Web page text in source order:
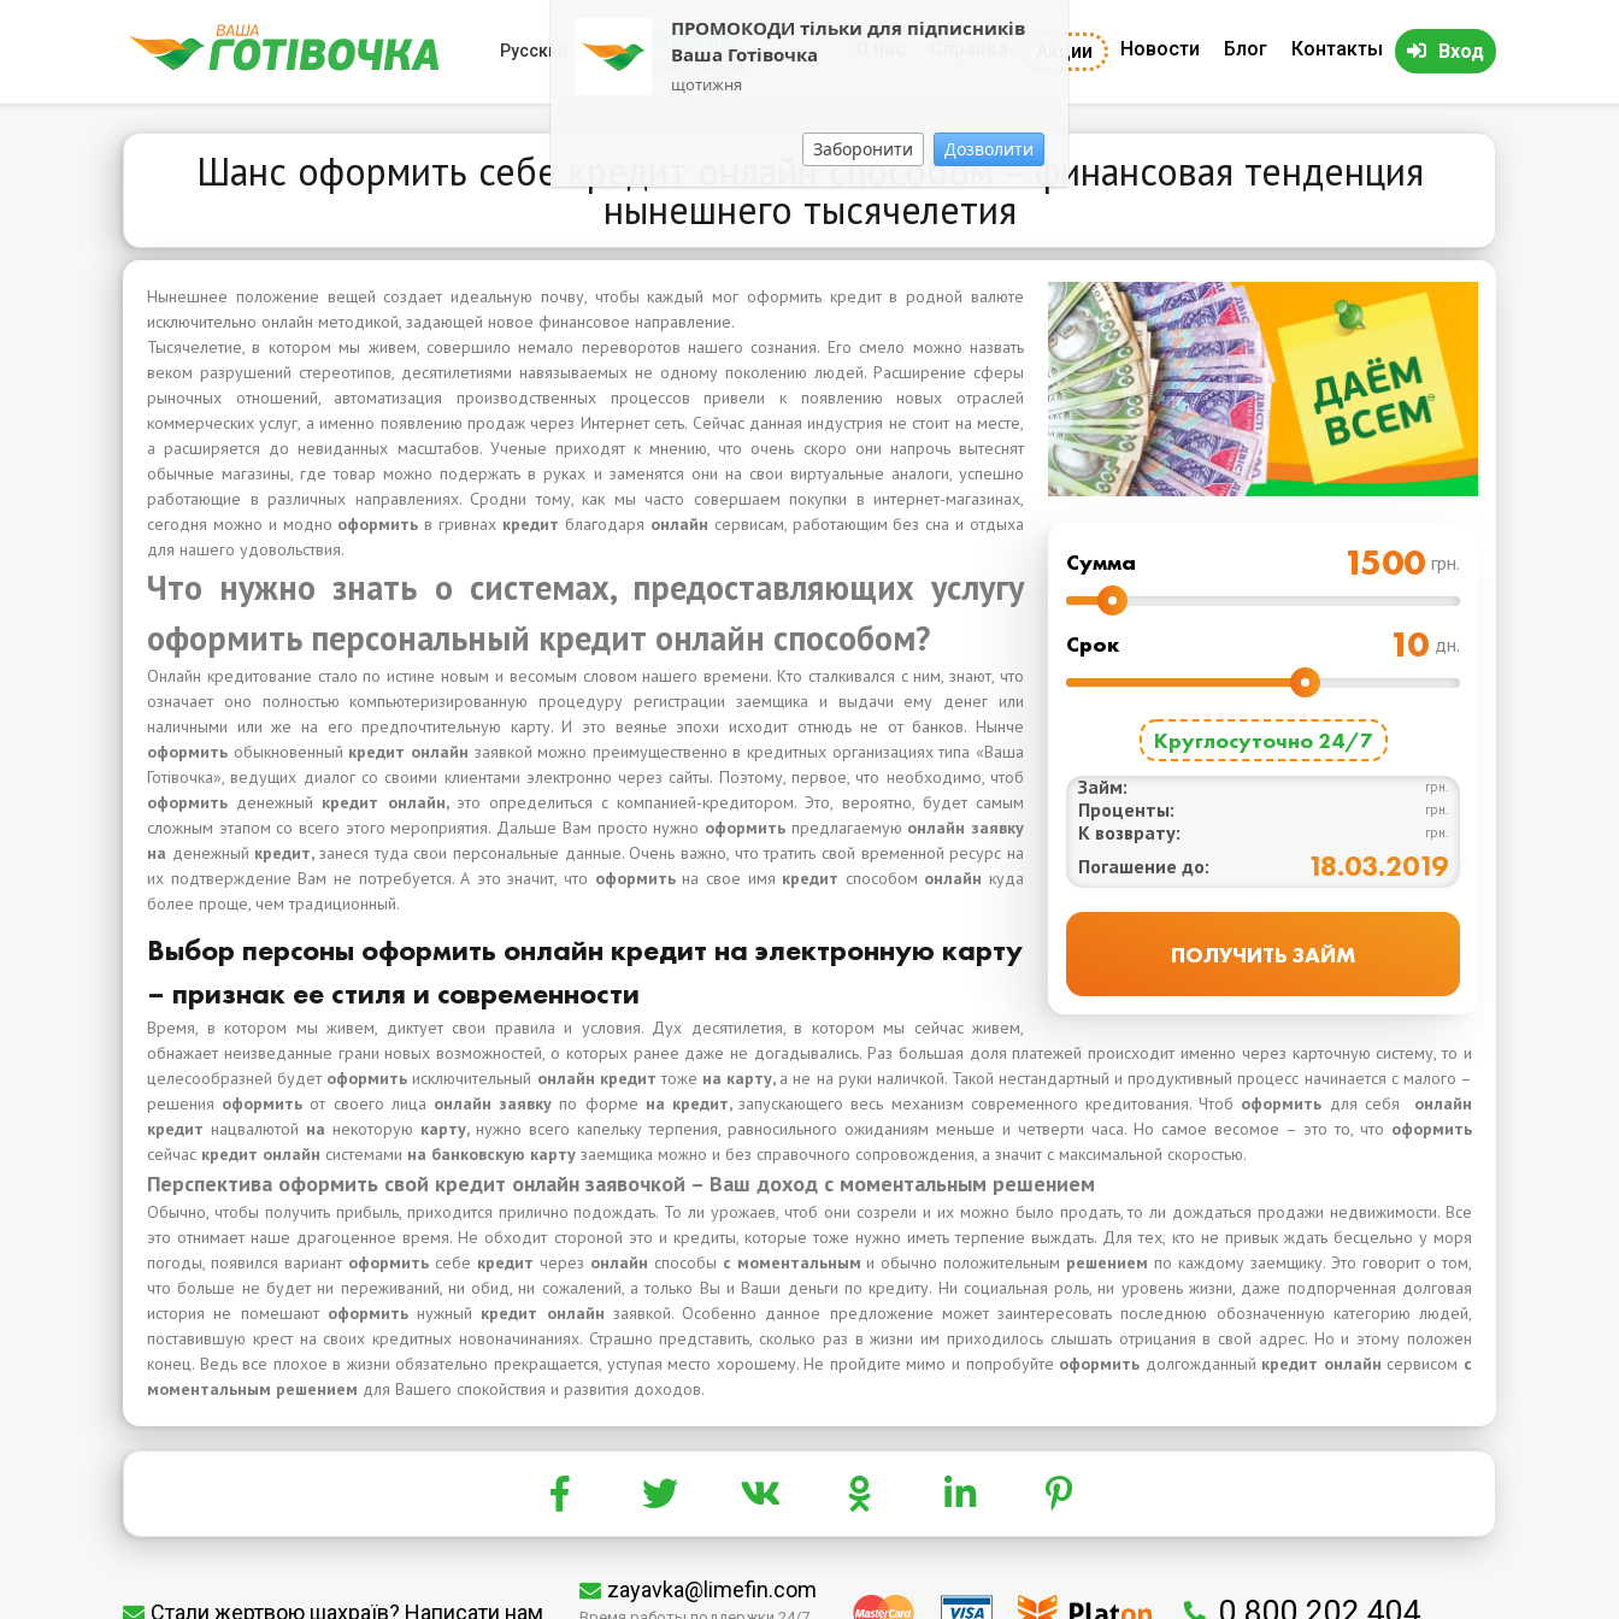
ПРОМОКОДИ тільки для підписників
Ваша Готівочка
щотижня
Заборонити Дозволити
Русский 0800 202 404
Обратный звонок
Акции Новости Блог Контакты Вход
Шанс оформить себе кредит онлайн способом – финансовая тенденция
нынешнего тысячелетия
Cумма грн.
Срок дн.
Круглосуточно 24/7
Займ: грн.
Проценты: грн.
К возврату: грн.
Погашение до: 18.03.2019
Нынешнее положение вещей создает идеальную почву, чтобы каждый мог оформить кредит в родной валюте
исключительно онлайн методикой, задающей новое финансовое направление.
Тысячелетие, в котором мы живем, совершило немало переворотов нашего сознания. Его смело можно назвать
веком разрушений стереотипов, десятилетиями навязываемых не одному поколению людей. Расширение сферы
рыночных отношений, автоматизация производственных процессов привели к появлению новых отраслей
коммерческих услуг, а именно появлению продаж через Интернет сеть. Сейчас данная индустрия не стоит на месте,
а расширяется до невиданных масштабов. Ученые приходят к мнению, что очень скоро они напрочь вытеснят
обычные магазины, где товар можно подержать в руках и заменятся они на свои виртуальные аналоги, успешно
работающие в различных направлениях. Сродни тому, как мы часто совершаем покупки в интернет-магазинах,
сегодня можно и модно оформить в гривнах кредит благодаря онлайн сервисам, работающим без сна и отдыха
для нашего удовольствия.
Что нужно знать о системах, предоставляющих услугу
оформить персональный кредит онлайн способом?
Онлайн кредитование стало по истине новым и весомым словом нашего времени. Кто сталкивался с ним, знают, что
означает оно полностью компьютеризированную процедуру регистрации заемщика и выдачи ему денег или
наличными или же на его предпочтительную карту. И это веянье эпохи исходит отнюдь не от банков. Нынче
оформить обыкновенный кредит онлайн заявкой можно преимущественно в кредитных организациях типа «Ваша
Готівочка», ведущих диалог со своими клиентами электронно через сайты. Поэтому, первое, что необходимо, чтоб
оформить денежный кредит онлайн, это определиться с компанией-кредитором. Это, вероятно, будет самым
сложным этапом со всего этого мероприятия. Дальше Вам просто нужно оформить предлагаемую онлайн заявку
на денежный кредит,занеся туда свои персональные данные. Очень важно, что тратить свой временной ресурс на
их подтверждение Вам не потребуется. А это значит, что оформить на свое имя кредит способом онлайн куда
более проще, чем традиционный.
Выбор персоны оформить онлайн кредит на электронную карту
– признак ее стиля и современности
Время, в котором мы живем, диктует свои правила и условия. Дух десятилетия, в котором мы сейчас живем,
обнажает неизведанные грани новых возможностей, о которых ранее даже не догадывались. Раз большая доля платежей происходит именно через карточную систему, то и
целесообразней будет оформить исключительный онлайн кредиттоже на карту, а не на руки наличкой. Такой нестандартный и продуктивный процесс начинается с малого –
решения оформить от своего лица онлайн заявку по форме на кредит,запускающего весь механизм современного кредитования. Чтоб оформить для себя
онлайн
кредит нацвалютой на некоторую карту, нужно всего капельку терпения, равносильного ожиданиям меньше и четверти часа. Но самое весомое – это то, что оформить
сейчас кредит онлайн системами на банковскую карту заемщика можно и без справочного сопровождения, а значит с максимальной скоростью.
Перспектива оформить свой кредит онлайн заявочкой – Ваш доход с моментальным решением
Обычно, чтобы получить прибыль, приходится прилично подождать. То ли урожаев, чтоб они созрели и их можно было продать, то ли дождаться продажи недвижимости. Все
это отнимает наше драгоценное время. Не обходит стороной это и кредиты, которые тоже нужно иметь терпение выждать. Для тех, кто не привык ждать бесцельно у моря
погоды, появился вариант оформить себе кредит через онлайн способы с моментальным и обычно положительным решением по каждому заемщику. Это говорит о том,
что больше не будет ни переживаний, ни обид, ни сожалений, а только Вы и Ваши деньги по кредиту. Ни социальная роль, ни уровень жизни, даже подпорченная долговая
история не помешают оформить нужный кредит онлайн заявкой. Особенно данное предложение может заинтересовать последнюю обозначенную категорию людей,
поставившую крест на своих кредитных новоначинаниях. Страшно представить, сколько раз в жизни им приходилось слышать отрицания в свой адрес. Но и этому положен
конец. Ведь все плохое в жизни обязательно прекращается, уступая место хорошему. Не пройдите мимо и попробуйте оформить долгожданный кредит онлайн сервисом с
моментальным решением для Вашего спокойствия и развития доходов.
Стали жертвою шахраїв? Написати нам
zayavka@limefin.com
0 800 202 404